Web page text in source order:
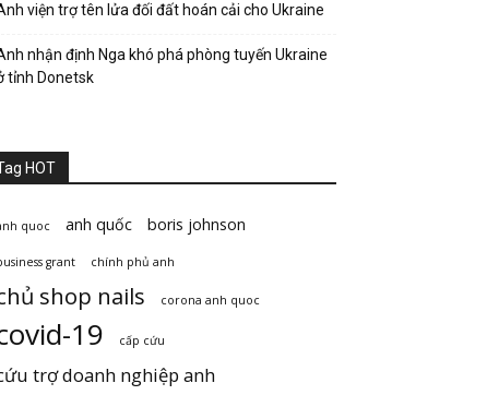
viện trợ tên lửa đối đất hoán cải cho Ukraine
nhận định Nga khó phá phòng tuyến Ukraine
tỉnh Donetsk
HOT
quoc anh quốc boris johnson
grant chính phủ anh
shop nails corona anh quoc
19 cấp cứu
trợ doanh nghiệp anh